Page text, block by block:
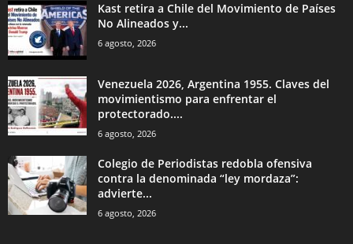
Kast retira a Chile del Movimiento de Países
No Alineados y...
6 agosto, 2026
Venezuela 2026, Argentina 1955. Claves del
movimientismo para enfrentar el
protectorado....
6 agosto, 2026
Colegio de Periodistas redobla ofensiva
contra la denominada “ley mordaza”:
advierte...
6 agosto, 2026